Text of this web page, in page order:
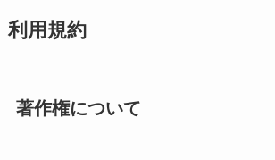
利用規約
著作権について